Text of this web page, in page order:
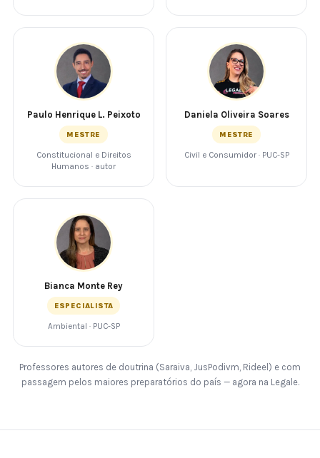
Paulo Henrique L. Peixoto
MESTRE
Constitucional e Direitos
Humanos · autor
Daniela Oliveira Soares
MESTRE
Civil e Consumidor · PUC-SP
Bianca Monte Rey
ESPECIALISTA
Ambiental · PUC-SP
Professores autores de doutrina (Saraiva, JusPodivm, Rideel) e com
passagem pelos maiores preparatórios do país — agora na Legale.